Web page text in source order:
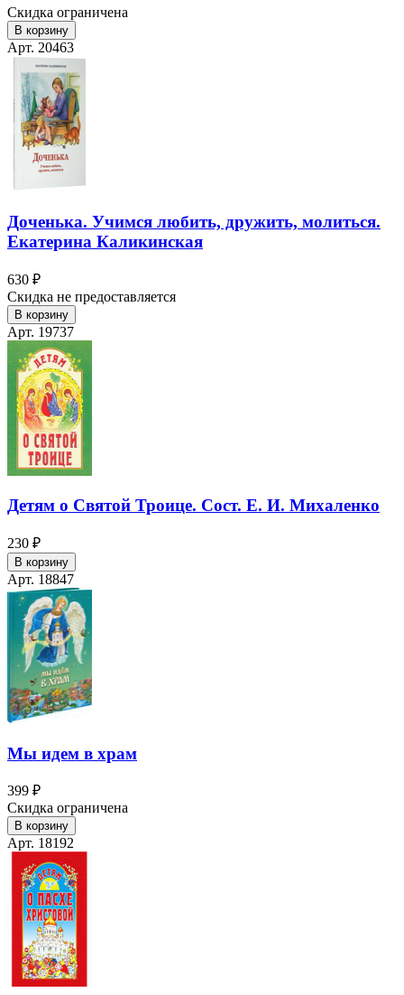
Скидка ограничена
В корзину
Арт. 20463
Доченька. Учимся любить, дружить, молиться.
Екатерина Каликинская
630 ₽
Скидка не предоставляется
В корзину
Арт. 19737
Детям о Святой Троице. Сост. Е. И. Михаленко
230 ₽
В корзину
Арт. 18847
Мы идем в храм
399 ₽
Скидка ограничена
В корзину
Арт. 18192